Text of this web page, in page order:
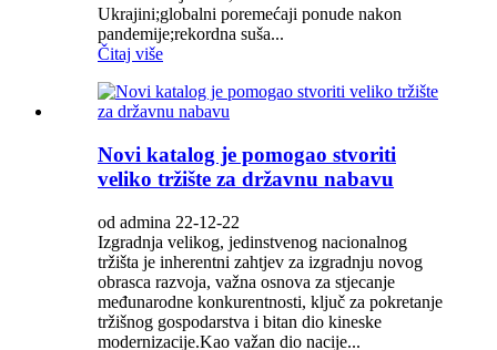
Ukrajini;globalni poremećaji ponude nakon
pandemije;rekordna suša...
Čitaj više
Novi katalog je pomogao stvoriti
veliko tržište za državnu nabavu
od admina 22-12-22
Izgradnja velikog, jedinstvenog nacionalnog
tržišta je inherentni zahtjev za izgradnju novog
obrasca razvoja, važna osnova za stjecanje
međunarodne konkurentnosti, ključ za pokretanje
tržišnog gospodarstva i bitan dio kineske
modernizacije.Kao važan dio nacije...